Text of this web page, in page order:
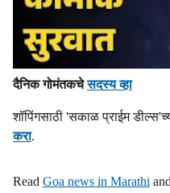
दैनिक गोमंतकचेसदस्य व्हा
शॉपिंगसाठी 'सकाळ प्राईम
करा.
Read Goa news in Marathi